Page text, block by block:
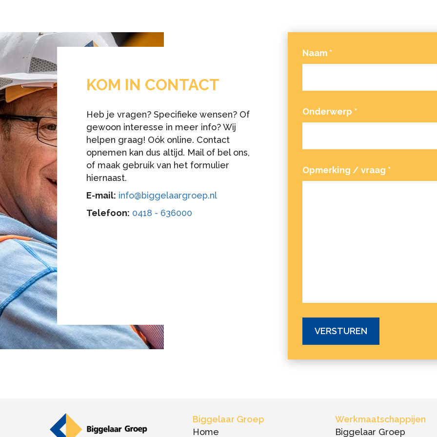
KOM IN CONTACT
Heb je vragen? Specifieke wensen? Of
gewoon interesse in meer info? Wij
helpen graag! Oók online. Contact
opnemen kan dus altijd. Mail of bel ons,
of maak gebruik van het formulier
hiernaast.
E-mail: info@biggelaargroep.nl
Telefoon: 0418 - 636000
Naam *
Onderwerp *
Opmerking / vraag *
Biggelaar Groep
Home
Werkmaatschappijen
Biggelaar Groep